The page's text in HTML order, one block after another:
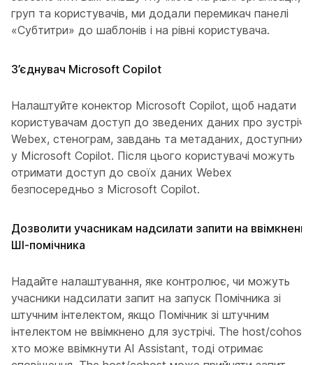
груп та користувачів, ми додали перемикач панелі
«Субтитри» до шаблонів і на рівні користувача.
З’єднувач Microsoft Copilot
Налаштуйте конектор Microsoft Copilot, щоб надати
користувачам доступ до зведених даних про зустрічі
Webex, стенограм, завдань та метаданих, доступних
у Microsoft Copilot. Після цього користувачі можуть
отримати доступ до своїх даних Webex
безпосередньо з Microsoft Copilot.
Дозволити учасникам надсилати запити на ввімкнення
ШІ-помічника
Надайте налаштування, яке контролює, чи можуть
учасники надсилати запит на запуск Помічника зі
штучним інтелектом, якщо Помічник зі штучним
інтелектом не ввімкнено для зустрічі. The host/cohost,
хто може ввімкнути AI Assistant, тоді отримає